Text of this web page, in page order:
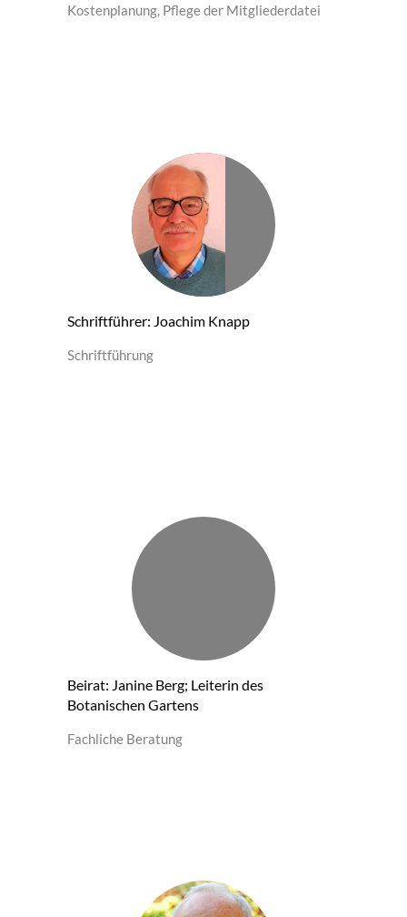
Kostenplanung, Pflege der Mitgliederdatei
Schriftführer: Joachim Knapp
Schriftführung
Beirat: Janine Berg; Leiterin des
Botanischen Gartens
Fachliche Beratung